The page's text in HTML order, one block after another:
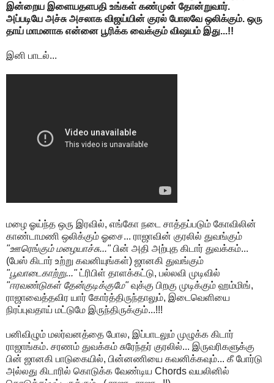
இன்றைய இளையதளபதி உங்கள் கண்முன் தோன்றுவார்.
அப்படியே அச்சு அசலாக விஜய்யின் குரல் போலவே ஒலிக்கும். ஒரு
தாய் மாமனாக என்னை பூரிக்க வைக்கும் விஷயம் இது...!!
இனி பாடல்...
மழை ஓய்ந்த ஒரு இரவில், எங்கோ நடை சாத்தப்படும் கோவிலின்
காண்டாமணி ஒலிக்கும் ஓசை... ராஜாவின் குரலில் துவங்கும்
"ஊரெங்கும் மழையாச்சு..."பின் அதி அற்புத கிடார் துவக்கம்...
(பேஸ் கிடார் உற்று கவனியுங்கள்) ஜானகி துவங்கும்
"பூவாடைகாற்று..."ட்ரிபிள் தாளக்கட்டு, பல்லவி முடிவில்
"ஈரவண்டுகள் தேன்குடிக்குமே"வுக்கு பிறகு முடிக்கும் ஹம்மிங்,
ராஜாவைத்தவிர யார் கோர்த்திருந்தாலும், இடைவெளியை
நிரப்புவதாய் மட்டுமே இருந்திருக்கும்...!!!
பனிவிழும் மலர்வனத்தை போல, இப்பாடலும் முழுக்க கிடார்
ராஜாங்கம். சரணம் துவக்கம் சுரேந்தர் குரலில்... இருவரிகளுக்கு
பின் ஜானகி பாடுகையில், பின்னணியை கவனிக்கவும்... கீ போர்டு
அல்லது கிடாரில் கொடுக்க வேண்டிய Chords வயலினில்